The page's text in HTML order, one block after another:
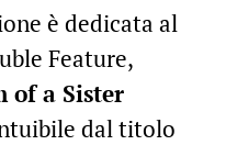
è dedicata al
Feature,
of a Sister
dal titolo